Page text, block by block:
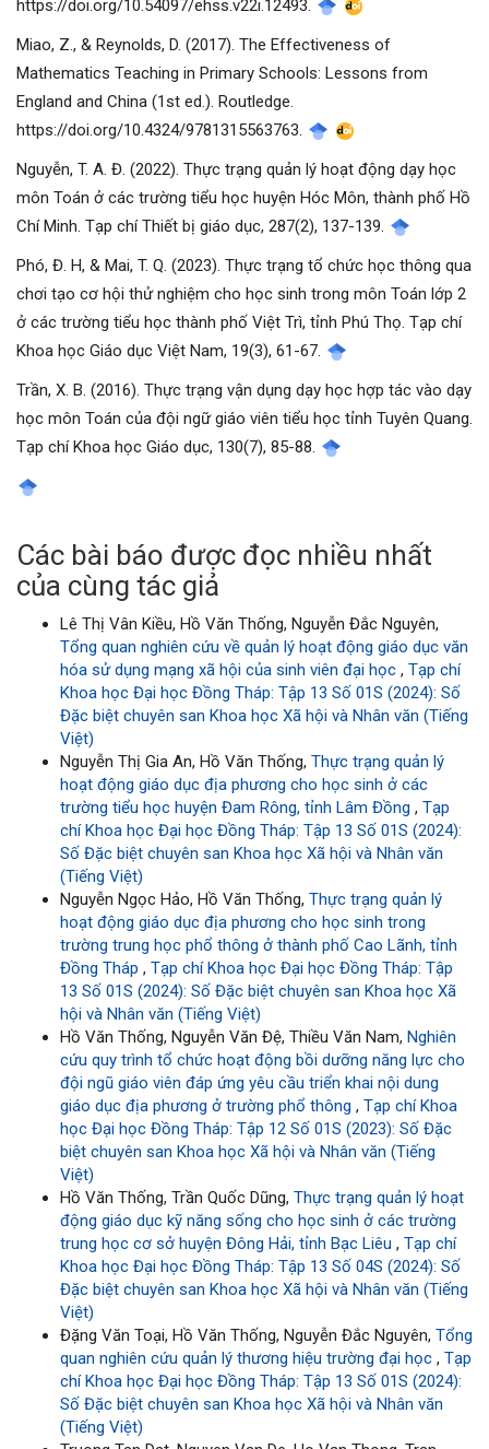
https://doi.org/10.54097/ehss.v22i.12493.
Miao, Z., & Reynolds, D. (2017). The Effectiveness of
Mathematics Teaching in Primary Schools: Lessons from
England and China (1st ed.). Routledge.
https://doi.org/10.4324/9781315563763.
Nguyễn, T. A. Đ. (2022). Thực trạng quản lý hoạt động dạy học
môn Toán ở các trường tiểu học huyện Hóc Môn, thành phố Hồ
Chí Minh. Tạp chí Thiết bị giáo dục, 287(2), 137-139.
Phó, Đ. H, & Mai, T. Q. (2023). Thực trạng tổ chức học thông qua
chơi tạo cơ hội thử nghiệm cho học sinh trong môn Toán lớp 2
ở các trường tiểu học thành phố Việt Trì, tỉnh Phú Thọ. Tạp chí
Khoa học Giáo dục Việt Nam, 19(3), 61-67.
Trần, X. B. (2016). Thực trạng vận dụng dạy học hợp tác vào dạy
học môn Toán của đội ngữ giáo viên tiểu học tỉnh Tuyên Quang.
Tạp chí Khoa học Giáo dục, 130(7), 85-88.
Các bài báo được đọc nhiều nhất
của cùng tác giả
Lê Thị Vân Kiều, Hồ Văn Thống, Nguyễn Đắc Nguyên,
Tổng quan nghiên cứu về quản lý hoạt động giáo dục văn
hóa sử dụng mạng xã hội của sinh viên đại học , Tạp chí
Khoa học Đại học Đồng Tháp: Tập 13 Số 01S (2024): Số
Đặc biệt chuyên san Khoa học Xã hội và Nhân văn (Tiếng
Việt)
Nguyễn Thị Gia An, Hồ Văn Thống, Thực trạng quản lý
hoạt động giáo dục địa phương cho học sinh ở các
trường tiểu học huyện Đam Rông, tỉnh Lâm Đồng , Tạp
chí Khoa học Đại học Đồng Tháp: Tập 13 Số 01S (2024):
Số Đặc biệt chuyên san Khoa học Xã hội và Nhân văn
(Tiếng Việt)
Nguyễn Ngọc Hảo, Hồ Văn Thống, Thực trạng quản lý
hoạt động giáo dục địa phương cho học sinh trong
trường trung học phổ thông ở thành phố Cao Lãnh, tỉnh
Đồng Tháp , Tạp chí Khoa học Đại học Đồng Tháp: Tập
13 Số 01S (2024): Số Đặc biệt chuyên san Khoa học Xã
hội và Nhân văn (Tiếng Việt)
Hồ Văn Thống, Nguyễn Văn Đệ, Thiều Văn Nam, Nghiên
cứu quy trình tổ chức hoạt động bồi dưỡng năng lực cho
đội ngũ giáo viên đáp ứng yêu cầu triển khai nội dung
giáo dục địa phương ở trường phổ thông , Tạp chí Khoa
học Đại học Đồng Tháp: Tập 12 Số 01S (2023): Số Đặc
biệt chuyên san Khoa học Xã hội và Nhân văn (Tiếng
Việt)
Hồ Văn Thống, Trần Quốc Dũng, Thực trạng quản lý hoạt
động giáo dục kỹ năng sống cho học sinh ở các trường
trung học cơ sở huyện Đông Hải, tỉnh Bạc Liêu , Tạp chí
Khoa học Đại học Đồng Tháp: Tập 13 Số 04S (2024): Số
Đặc biệt chuyên san Khoa học Xã hội và Nhân văn (Tiếng
Việt)
Đặng Văn Toại, Hồ Văn Thống, Nguyễn Đắc Nguyên, Tổng
quan nghiên cứu quản lý thương hiệu trường đại học , Tạp
chí Khoa học Đại học Đồng Tháp: Tập 13 Số 01S (2024):
Số Đặc biệt chuyên san Khoa học Xã hội và Nhân văn
(Tiếng Việt)